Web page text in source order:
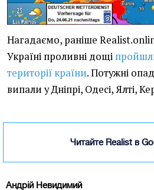
Нагадаємо, раніше
Україні проливні дощі
території країни. Потужні
випали у Дніпрі, Одесі, Ялті,
Читайте Realist в
Андрій Невидимий